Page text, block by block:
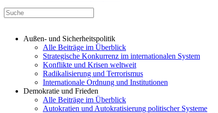
Außen- und Sicherheitspolitik
Alle Beiträge im Überblick
Strategische Konkurrenz im internationalen System
Konflikte und Krisen weltweit
Radikalisierung und Terrorismus
Internationale Ordnung und Institutionen
Demokratie und Frieden
Alle Beiträge im Überblick
Autokratien und Autokratisierung politischer Systeme